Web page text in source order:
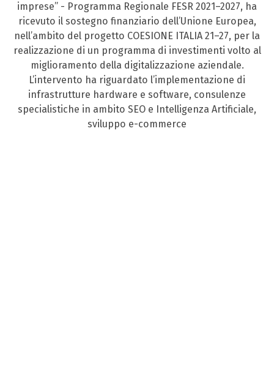
imprese” - Programma Regionale FESR 2021–2027, ha
ricevuto il sostegno finanziario dell’Unione Europea,
nell’ambito del progetto COESIONE ITALIA 21–27, per la
realizzazione di un programma di investimenti volto al
miglioramento della digitalizzazione aziendale.
L’intervento ha riguardato l’implementazione di
infrastrutture hardware e software, consulenze
specialistiche in ambito SEO e Intelligenza Artificiale,
sviluppo e-commerce